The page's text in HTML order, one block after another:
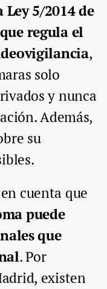
Ley 5/2014 de
regula el
,
solo
y nunca
Además,
su
cuenta que
puede
que
. Por
existen